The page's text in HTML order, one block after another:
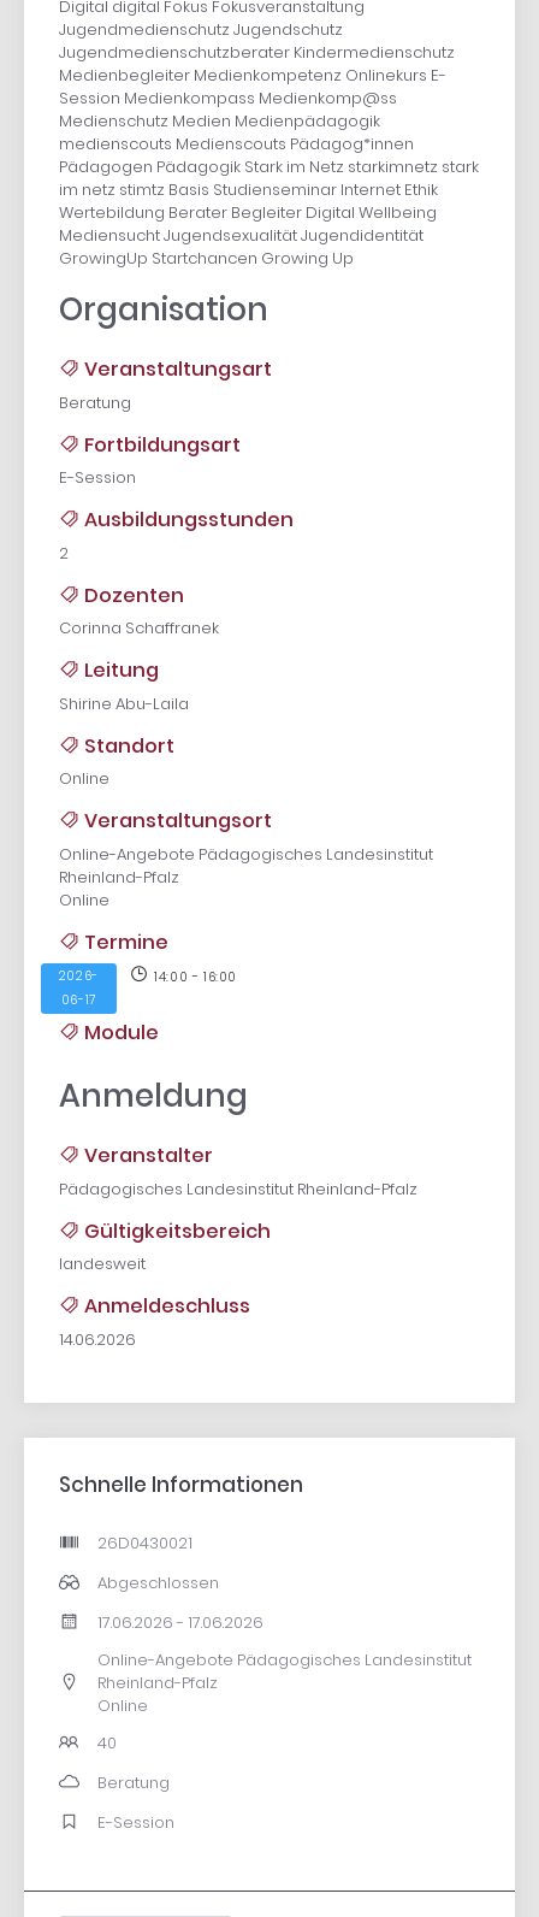
Digital digital Fokus Fokusveranstaltung
Jugendmedienschutz Jugendschutz
Jugendmedienschutzberater Kindermedienschutz
Medienbegleiter Medienkompetenz Onlinekurs E-
Session Medienkompass Medienkomp@ss
Medienschutz Medien Medienpädagogik
medienscouts Medienscouts Pädagog*innen
Pädagogen Pädagogik Stark im Netz starkimnetz stark
im netz stimtz Basis Studienseminar Internet Ethik
Wertebildung Berater Begleiter Digital Wellbeing
Mediensucht Jugendsexualität Jugendidentität
GrowingUp Startchancen Growing Up
Organisation
Veranstaltungsart
Beratung
Fortbildungsart
E-Session
Ausbildungsstunden
2
Dozenten
Corinna Schaffranek
Leitung
Shirine Abu-Laila
Standort
Online
Veranstaltungsort
Online-Angebote Pädagogisches Landesinstitut
Rheinland-Pfalz
Online
Termine
2026-
06-17
14:00 - 16:00
Module
Anmeldung
Veranstalter
Pädagogisches Landesinstitut Rheinland-Pfalz
Gültigkeitsbereich
landesweit
Anmeldeschluss
14.06.2026
Schnelle Informationen
26D0430021
Abgeschlossen
17.06.2026 - 17.06.2026
Online-Angebote Pädagogisches Landesinstitut
Rheinland-Pfalz
Online
40
Beratung
E-Session